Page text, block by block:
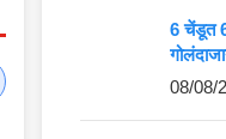
6 चेंडूत
एक चूक
08/08/